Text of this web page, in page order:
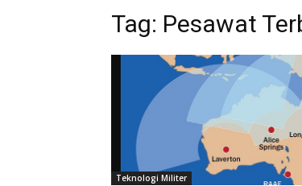
Tag: Pesawat
Teknologi Militer